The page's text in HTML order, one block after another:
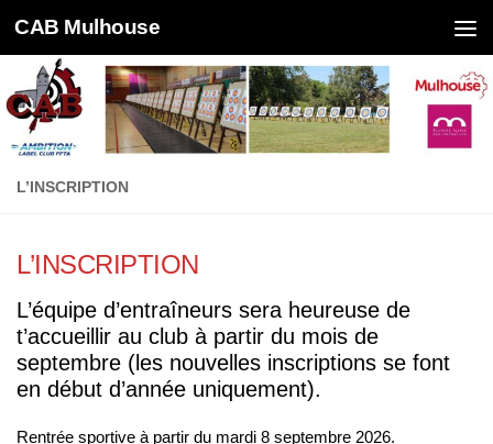
Skip to content
CAB Mulhouse
L’INSCRIPTION
L’INSCRIPTION
L’équipe d’entraîneurs sera heureuse de
t’accueillir au club à partir du mois de
septembre (les nouvelles inscriptions se font
en début d’année uniquement).
Rentrée sportive à partir du mardi 8 septembre 2026.